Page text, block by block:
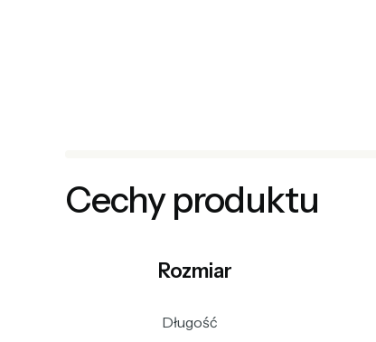
Cechy produktu
Rozmiar
Długość